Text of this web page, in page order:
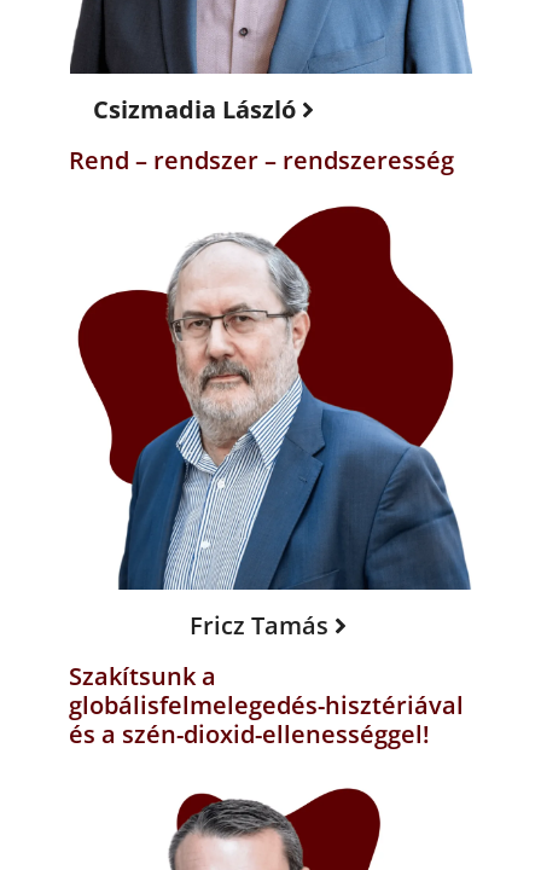
Csizmadia László
Rend – rendszer – rendszeresség
Fricz Tamás
Szakítsunk a
globálisfelmelegedés-hisztériával
és a szén-dioxid-ellenességgel!